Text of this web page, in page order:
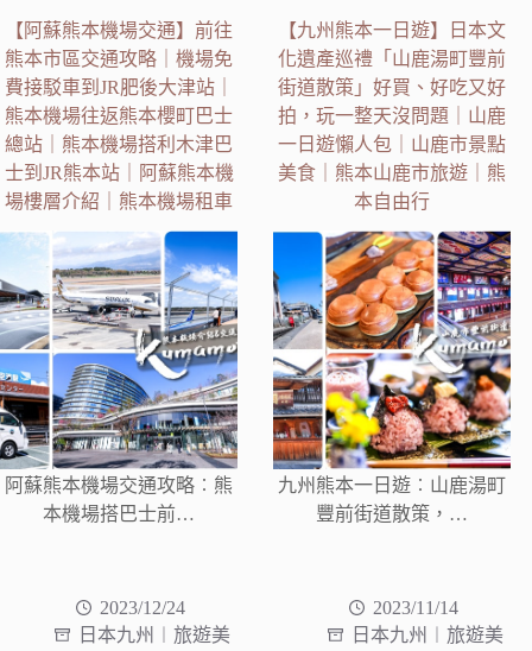
【阿蘇熊本機場交通】前往
熊本市區交通攻略｜機場免
費接駁車到JR肥後大津站｜
熊本機場往返熊本櫻町巴士
總站｜熊本機場搭利木津巴
士到JR熊本站｜阿蘇熊本機
場樓層介紹｜熊本機場租車
阿蘇熊本機場交通攻略︰熊
本機場搭巴士前…
【九州熊本一日遊】日本文
化遺產巡禮「山鹿湯町豐前
街道散策」好買、好吃又好
拍，玩一整天沒問題｜山鹿
一日遊懶人包｜山鹿市景點
美食｜熊本山鹿市旅遊｜熊
本自由行
九州熊本一日遊︰山鹿湯町
豐前街道散策，…
2023/12/24
日本九州︱旅遊美
2023/11/14
日本九州︱旅遊美